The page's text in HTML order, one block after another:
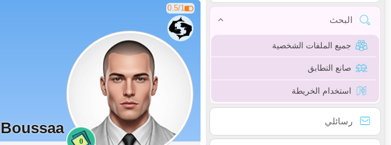
البحث
جميع الملفات الشخصية
صانع التطابق
استخدام الخريطة
رسائلي
0.5/1
0
Boussaa